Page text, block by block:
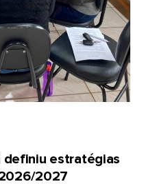
definiu estratégias
2027